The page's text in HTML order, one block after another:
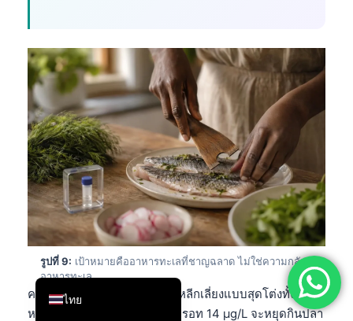
รูปที่ 9: เป้าหมายคืออาหารทะเลที่ชาญฉลาด ไม่ใช่ความกลัว
อาหารทะเล.
ความผิดพลาดที่ฉันเห็นคือการหลีกเลี่ยงแบบสุดโต่งทั้งหมด
หรือไม่เอาเลย ผู้ป่วยที่มีระดับปรอท 14 µg/L จะหยุดกินปลา
ไทย
English
Deutsch
العربية
Français
עִבְרִית
Italiano
Español
Português
Ελληνικά